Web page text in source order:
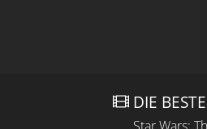
DIE